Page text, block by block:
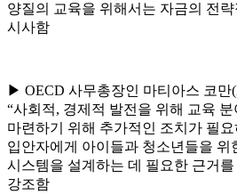
양질의 교육을 위해서는 자금의 전
시사함
▶ OECD 사무총장인 마티아스 코만
“사회적, 경제적 발전을 위해 교육
마련하기 위해 추가적인 조치가 필
입안자에게 아이들과 청소년들을 위
시스템을 설계하는 데 필요한 근거
강조함